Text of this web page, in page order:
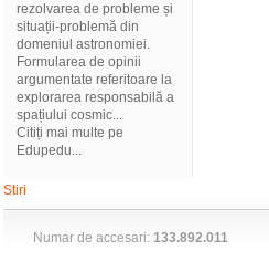
rezolvarea de probleme și
situații-problemă din
domeniul astronomiei.
Formularea de opinii
argumentate referitoare la
explorarea responsabilă a
spațiului cosmic...
Citiți mai multe pe
Edupedu...
Stiri
Numar de accesari: 133.892.011